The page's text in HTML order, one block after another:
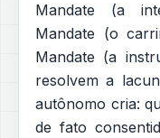
Mandate (a
Mandate (o
Mandate (a
resolvem a
autônomo cria:
de fato